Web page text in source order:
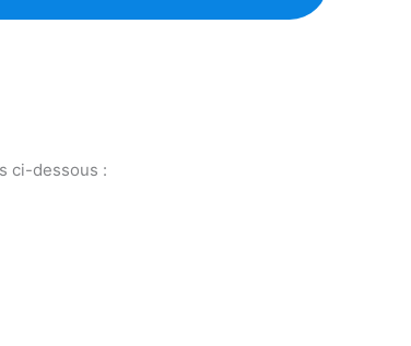
ci-dessous :